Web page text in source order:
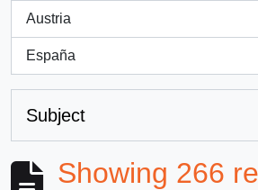
Austria
, 7 results
España
, 7 results
Subject
Showing 266